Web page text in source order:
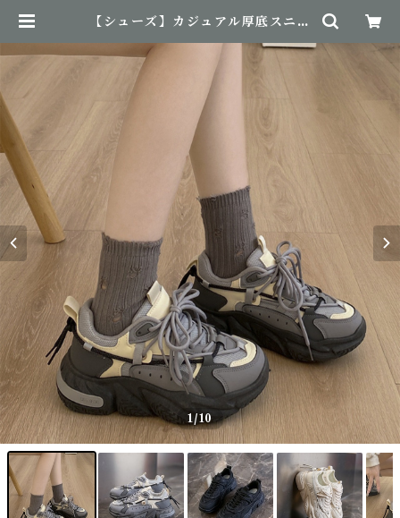
【シューズ】カジュアル厚底スニー
1/10